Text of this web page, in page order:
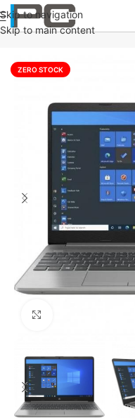
Skip to navigation
Skip to main content
Accueil PCs /Portable /Tablets
ZERO STOCK